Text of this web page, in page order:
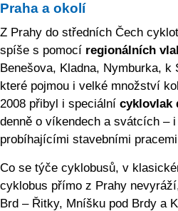
Praha a okolí
Z Prahy do středních Čech
spíše s pomocí regionálních
Benešova, Kladna, Nymburka, k
které pojmou i velké množství
2008 přibyl i speciální cyklovlak
denně o víkendech a svátcích –
probíhajícími stavebními
Co se týče cyklobusů, v
cyklobus přímo z Prahy
Brd – Řitky, Mníšku pod Brdy a